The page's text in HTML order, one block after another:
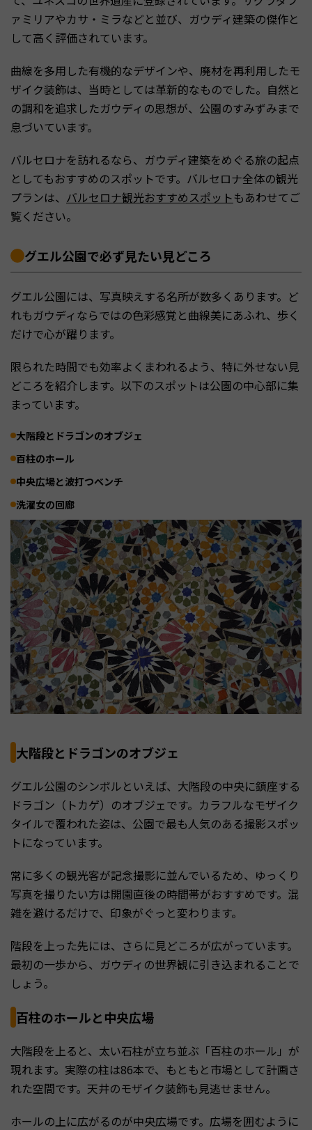
ァミリアやカサ・ミラなどと並び、ガウディ建築の傑作と
して高く評価されています。
曲線を多用した有機的なデザインや、廃材を再利用したモ
ザイク装飾は、当時としては革新的なものでした。自然と
の調和を追求したガウディの思想が、公園のすみずみまで
息づいています。
バルセロナを訪れるなら、ガウディ建築をめぐる旅の起点
としてもおすすめのスポットです。バルセロナ全体の観光
プランは、 バルセロナ観光おすすめスポットもあわせてご
覧ください。
グエル公園で必ず見たい見どころ
グエル公園には、写真映えする名所が数多くあります。ど
れもガウディならではの色彩感覚と曲線美にあふれ、歩く
だけで心が躍ります。
限られた時間でも効率よくまわれるよう、特に外せない見
どころを紹介します。以下のスポットは公園の中心部に集
まっています。
大階段とドラゴンのオブジェ
百柱のホール
中央広場と波打つベンチ
洗濯女の回廊
大階段とドラゴンのオブジェ
グエル公園のシンボルといえば、大階段の中央に鎮座する
ドラゴン（トカゲ）のオブジェです。カラフルなモザイク
タイルで覆われた姿は、公園で最も人気のある撮影スポッ
トになっています。
常に多くの観光客が記念撮影に並んでいるため、ゆっくり
写真を撮りたい方は開園直後の時間帯がおすすめです。混
雑を避けるだけで、印象がぐっと変わります。
階段を上った先には、さらに見どころが広がっています。
最初の一歩から、ガウディの世界観に引き込まれることで
しょう。
百柱のホールと中央広場
大階段を上ると、太い石柱が立ち並ぶ「百柱のホール」が
現れます。実際の柱は86本で、もともと市場として計画さ
れた空間です。天井のモザイク装飾も見逃せません。
ホールの上に広がるのが中央広場です。広場を囲むように